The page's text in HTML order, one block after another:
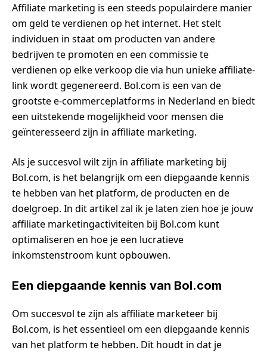
Affiliate marketing is een steeds populairdere manier
om geld te verdienen op het internet. Het stelt
individuen in staat om producten van andere
bedrijven te promoten en een commissie te
verdienen op elke verkoop die via hun unieke affiliate-
link wordt gegenereerd. Bol.com is een van de
grootste e-commerceplatforms in Nederland en biedt
een uitstekende mogelijkheid voor mensen die
geïnteresseerd zijn in affiliate marketing.
Als je succesvol wilt zijn in affiliate marketing bij
Bol.com, is het belangrijk om een diepgaande kennis
te hebben van het platform, de producten en de
doelgroep. In dit artikel zal ik je laten zien hoe je jouw
affiliate marketingactiviteiten bij Bol.com kunt
optimaliseren en hoe je een lucratieve
inkomstenstroom kunt opbouwen.
Een diepgaande kennis van Bol.com
Om succesvol te zijn als affiliate marketeer bij
Bol.com, is het essentieel om een diepgaande kennis
van het platform te hebben. Dit houdt in dat je